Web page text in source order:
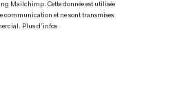
Mailchimp. Cette donnée est utilisée
communication et ne sont transmises
Plus d’infos